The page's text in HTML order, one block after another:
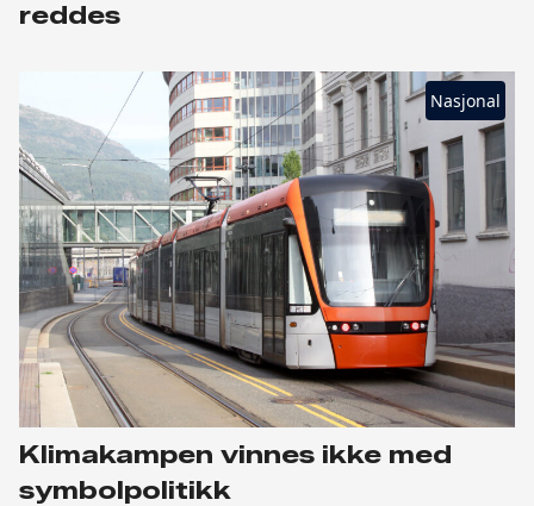
reddes
Nasjonal
Klimakampen vinnes ikke med
symbolpolitikk